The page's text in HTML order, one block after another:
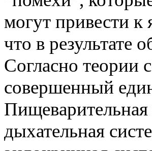
могут привести к
что в результате
Согласно теории
совершенный
дыхательная